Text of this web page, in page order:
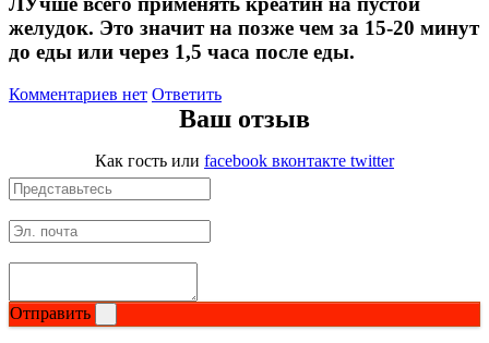
Здоровье костей
Коэнзим Q10
Лецитин
Сердце и Сосуды
желудок. Это значит на позже чем за 15-20 минут
до еды или через 1,5 часа после еды.
Комментариев нет Ответить
Ваш отзыв
Как гость или facebook вконтакте twitter
Отправить